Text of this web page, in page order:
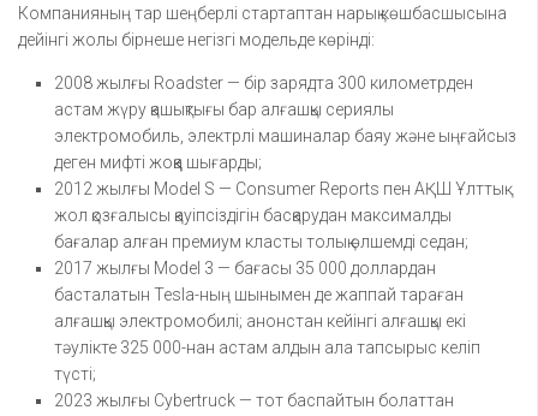
Компанияның тар шеңберлі стартаптан нарық көшбасшысына
дейінгі жолы бірнеше негізгі модельде көрінді:
2008 жылғы Roadster — бір зарядта 300 километрден
астам жүру қашықтығы бар алғашқы сериялы
электромобиль, электрлі машиналар баяу және ыңғайсыз
деген мифті жоққа шығарды;
2012 жылғы Model S — Consumer Reports пен АҚШ Ұлттық
жол қозғалысы қауіпсіздігін басқарудан максималды
бағалар алған премиум класты толық өлшемді седан;
2017 жылғы Model 3 — бағасы 35 000 доллардан
басталатын Tesla-ның шынымен де жаппай тараған
алғашқы электромобилі; анонстан кейінгі алғашқы екі
тәулікте 325 000-нан астам алдын ала тапсырыс келіп
түсті;
2023 жылғы Cybertruck — тот баспайтын болаттан